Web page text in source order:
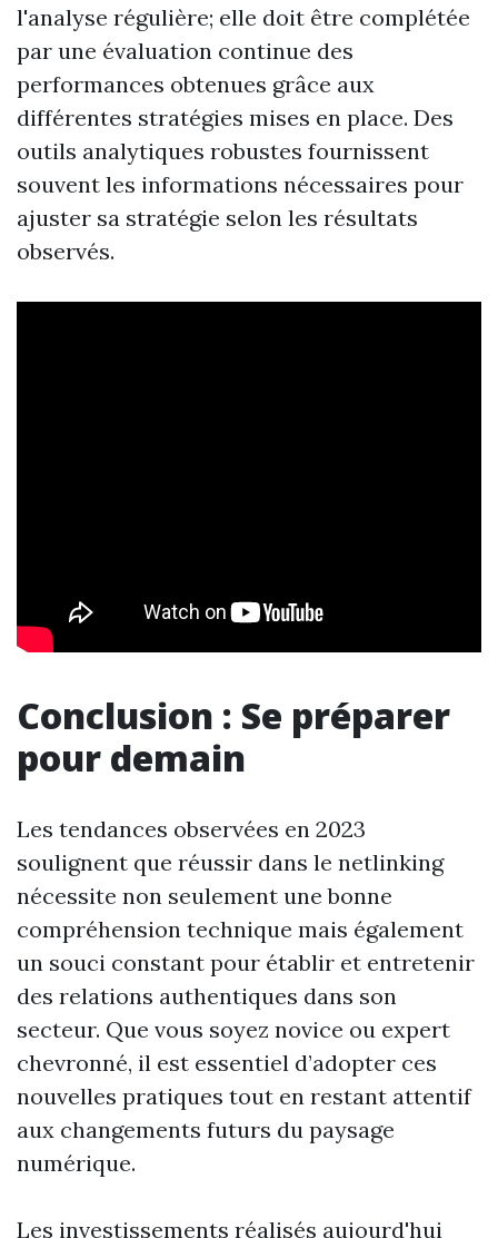
l'analyse régulière; elle doit être complétée
par une évaluation continue des
performances obtenues grâce aux
différentes stratégies mises en place. Des
outils analytiques robustes fournissent
souvent les informations nécessaires pour
ajuster sa stratégie selon les résultats
observés.
Conclusion : Se préparer
pour demain
Les tendances observées en 2023
soulignent que réussir dans le netlinking
nécessite non seulement une bonne
compréhension technique mais également
un souci constant pour établir et entretenir
des relations authentiques dans son
secteur. Que vous soyez novice ou expert
chevronné, il est essentiel d’adopter ces
nouvelles pratiques tout en restant attentif
aux changements futurs du paysage
numérique.
Les investissements réalisés aujourd'hui